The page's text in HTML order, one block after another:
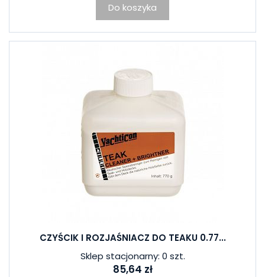
Do koszyka
CZYŚCIK I ROZJAŚNIACZ DO TEAKU 0.77...
Sklep stacjonarny: 0 szt.
85,64 zł